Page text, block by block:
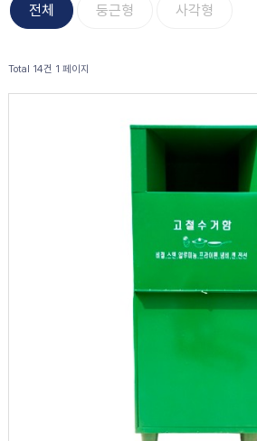
전체 둥근형 사각형
Total 14건 1 페이지